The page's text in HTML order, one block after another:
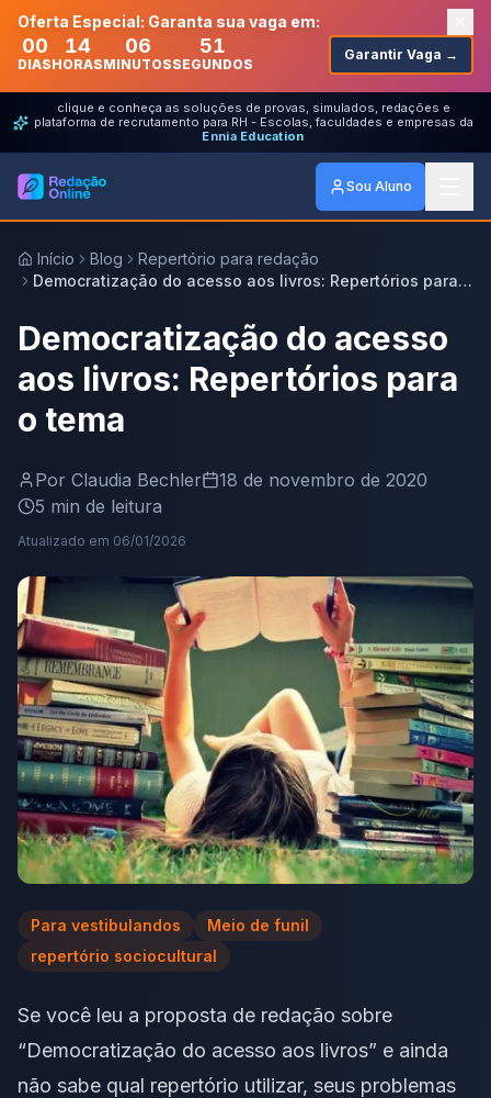
Oferta Especial: Garanta sua vaga em:
00
DIAS
14
HORAS
06
MINUTOS
51
SEGUNDOS
Garantir Vaga →
clique e conheça as soluções de provas, simulados, redações e
plataforma de recrutamento para RH - Escolas, faculdades e empresas da
Ennia Education
Sou Aluno
Início Blog
Repertório para redação
Democratização do acesso aos livros: Repertórios para o
Democratização do acesso
aos livros: Repertórios para
o tema
Por Claudia Bechler
18 de novembro de 2020
5 min de leitura
Atualizado em 06/01/2026
Para vestibulandos
Meio de funil
repertório sociocultural
Se você leu a proposta de redação sobre
“Democratização do acesso aos livros” e ainda
não sabe qual repertório utilizar, seus problemas